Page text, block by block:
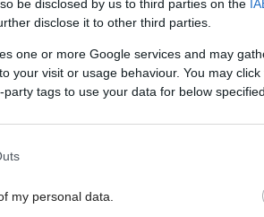
be disclosed by us to third parties on the
disclose it to other third parties.
one or more Google services and may
your visit or usage behaviour. You may
tags to use your data for below
my personal data.